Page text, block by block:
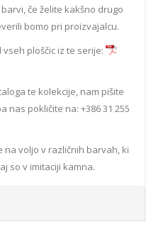
če želite kakšno drugo
bomo pri proizvajalcu.
ploščic iz te serije:
te kolekcije, nam pišite
nas pokličite na: +386 31 255
voljo v različnih barvah, ki
so v imitaciji kamna.